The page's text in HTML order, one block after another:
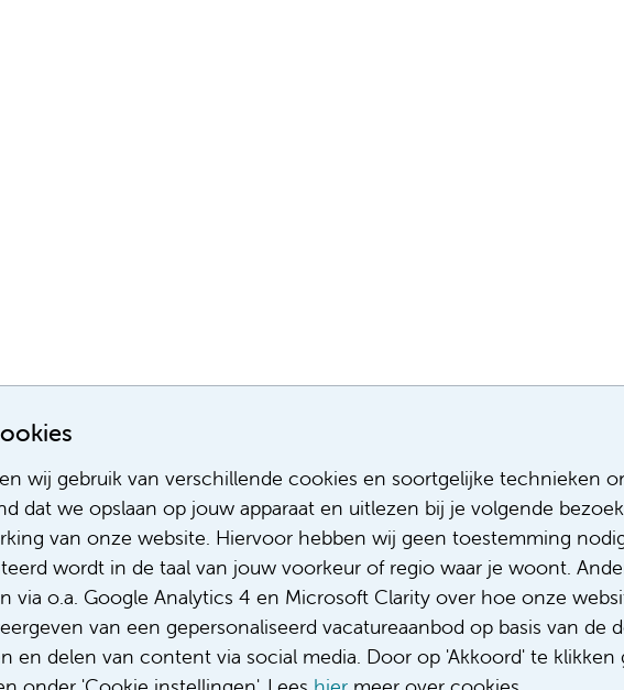
wij gebruik van verschillende cookies en soortgelijke technieken
dat we opslaan op jouw apparaat en uitlezen bij je volgende
van onze website. Hiervoor hebben wij geen toestemming
wordt in de taal van jouw voorkeur of regio waar je woont.
via o.a. Google Analytics 4 en Microsoft Clarity over hoe onze
van een gepersonaliseerd vacatureaanbod op basis van
delen van content via social media. Door op 'Akkoord' te klikken
Meest recente vacatures
Assistent infectiepreventie
Facilitair Coördinator
Adviseur (patiënten)voeding met een
focus op duurzame voeding
Fellow abdominale radiologie
Meer
Solliciteren
Over ons
Diversiteit &
Gedragscode
Klacht/feedback
Compliment/